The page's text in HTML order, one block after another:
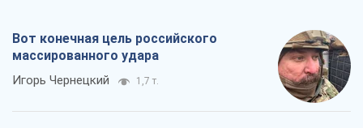
Вот конечная цель российского
массированного удара
Игорь Чернецкий 1,7 т.